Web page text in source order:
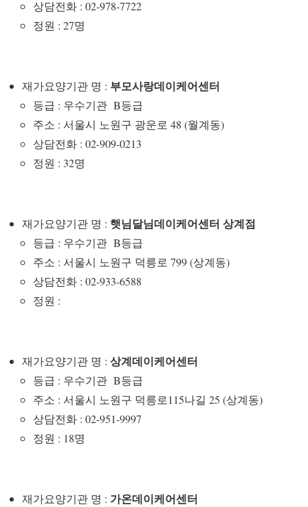
상담전화 : 02-978-7722
정원 : 27명
재가요양기관 명 : 부모사랑데이케어센터
등급 : 우수기관 B등급
주소 : 서울시 노원구 광운로 48 (월계동)
상담전화 : 02-909-0213
정원 : 32명
재가요양기관 명 : 햇님달님데이케어센터 상계점
등급 : 우수기관 B등급
주소 : 서울시 노원구 덕릉로 799 (상계동)
상담전화 : 02-933-6588
정원 :
재가요양기관 명 : 상계데이케어센터
등급 : 우수기관 B등급
주소 : 서울시 노원구 덕릉로115나길 25 (상계동)
상담전화 : 02-951-9997
정원 : 18명
재가요양기관 명 : 가온데이케어센터